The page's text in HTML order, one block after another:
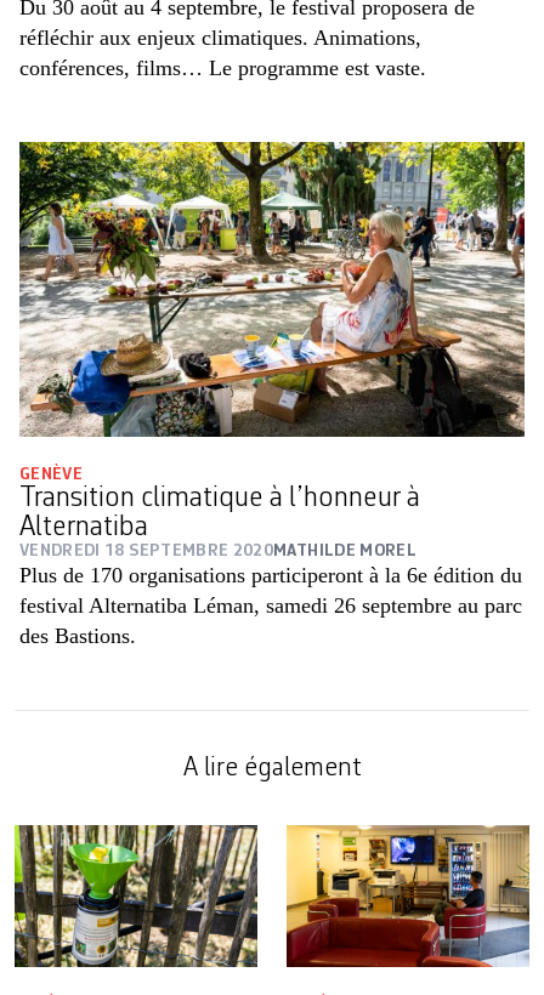
Du 30 août au 4 septembre, le festival proposera de
réfléchir aux enjeux climatiques. Animations,
conférences, films… Le programme est vaste.
GENÈVE
Transition climatique à l’honneur à
Alternatiba
VENDREDI 18 SEPTEMBRE 2020 MATHILDE MOREL
Plus de 170 organisations participeront à la 6e édition du
festival Alternatiba Léman, samedi 26 septembre au parc
des Bastions.
A lire également